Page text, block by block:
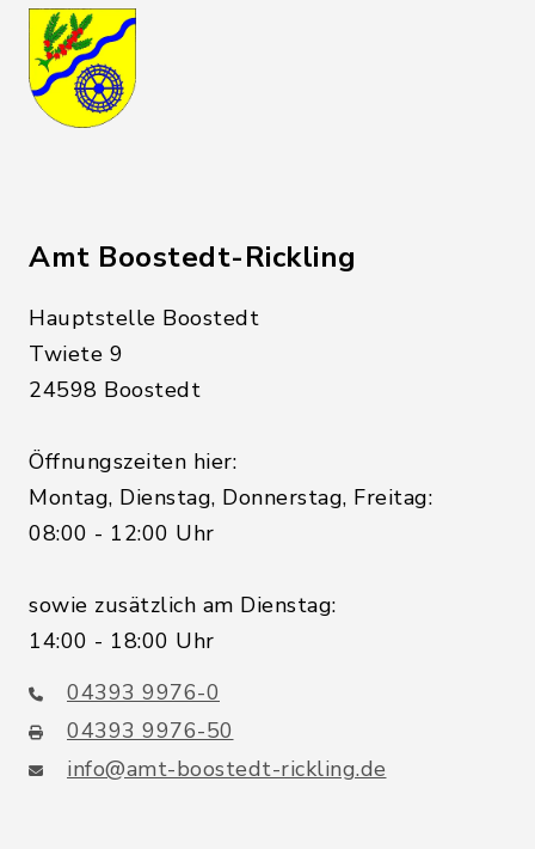
Amt Boostedt-Rickling
Hauptstelle Boostedt
Twiete 9
24598 Boostedt
Öffnungszeiten hier:
Montag, Dienstag, Donnerstag, Freitag:
08:00 - 12:00 Uhr
sowie zusätzlich am Dienstag:
14:00 - 18:00 Uhr
04393 9976-0
04393 9976-50
info@amt-boostedt-rickling.de